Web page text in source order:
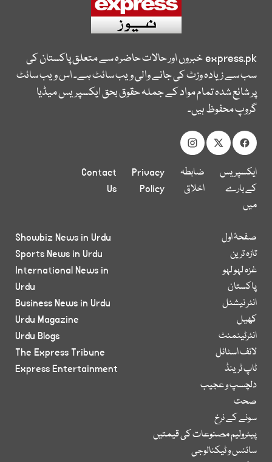
express.pkخبروں اور حالات حاضرہ سے متعلق پاکستان کی
سب سے زیادہ وزٹ کی جانے والی ویب سائٹ ہے۔ اس ویب سائٹ
پر شائع شدہ تمام مواد کے جملہ حقوق بحق ایکسپریس میڈیا
گروپ محفوظ ہیں۔
ایکسپریس
کے بارے
میں
ضابطہ
اخلاق
Privacy
Policy
Contact
Us
صفحۂ اول
تازہ ترین
غزہ لہو لہو
پاکستان
انٹر نیشنل
کھیل
انٹرٹینمنٹ
لائف اسٹائل
ٹاپ ٹرینڈ
دلچسپ و عجیب
صحت
سونے کے نرخ
پیٹرولیم مصنوعات کی قیمتیں
سائنس و ٹیکنالوجی
Showbiz News in Urdu
Sports News in Urdu
International News in
Urdu
Business News in Urdu
Urdu Magazine
Urdu Blogs
The Express Tribune
Express Entertainment